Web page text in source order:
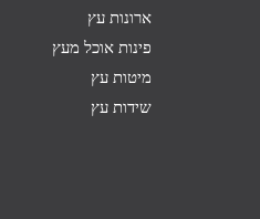
ארונות עץ
פינות אוכל מעץ
מיטות עץ
שידות עץ